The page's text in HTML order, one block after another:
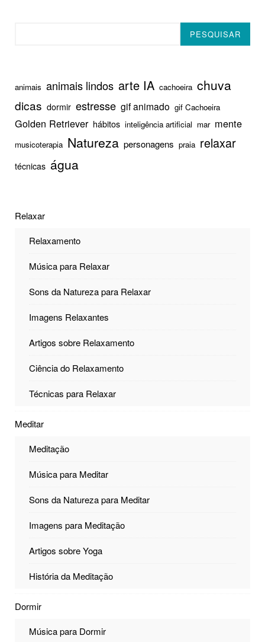
PESQUISAR
animais animais lindos arte IA cachoeira chuva
dicas dormir estresse gif animado gif Cachoeira
Golden Retriever hábitos inteligência artificial mar mente
musicoterapia Natureza personagens praia relaxar
técnicas água
Relaxar
Relaxamento
Música para Relaxar
Sons da Natureza para Relaxar
Imagens Relaxantes
Artigos sobre Relaxamento
Ciência do Relaxamento
Técnicas para Relaxar
Meditar
Meditação
Música para Meditar
Sons da Natureza para Meditar
Imagens para Meditação
Artigos sobre Yoga
História da Meditação
Dormir
Música para Dormir